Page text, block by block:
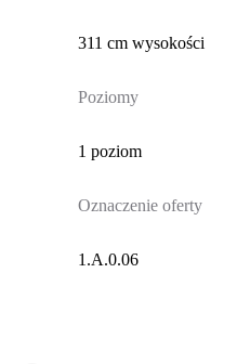
311 cm wysokości
Poziomy
1 poziom
Oznaczenie oferty
1.A.0.06